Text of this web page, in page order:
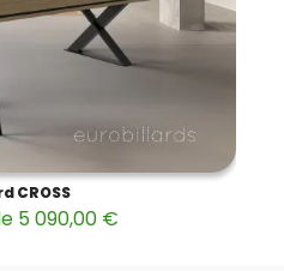
CROSS
5 090,00 €